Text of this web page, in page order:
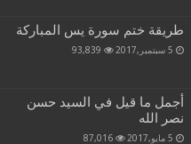
طريقة ختم سورة يس المباركة
5 سبتمبر,2017 93,839
أجمل ما قيل في السيد حسن
نصر الله
5 مايو,2017 87,016